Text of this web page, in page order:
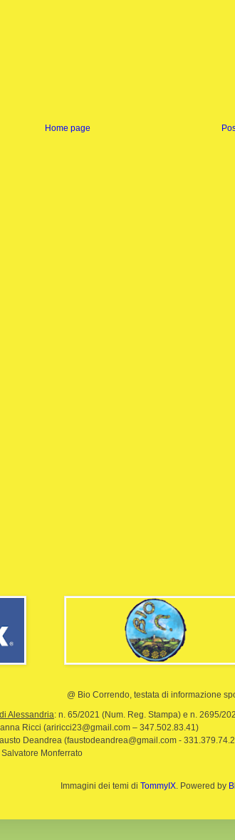
Home page
@ Bio Correndo, testata di informazione
Alessandria: n. 65/2021 (Num. Reg. Stampa) e n. 2695/
Ricci (ariricci23@gmail.com – 347.502.83.41)
Deandrea (faustodeandrea@gmail.com -
Salvatore Monferrato
Immagini dei temi di TommyIX. Powered by